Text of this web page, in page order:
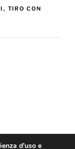
, TIRO CON
d'uso e